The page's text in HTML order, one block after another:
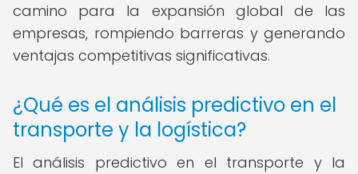
camino para la expansión global de las
empresas, rompiendo barreras y generando
ventajas competitivas significativas.
¿Qué es el análisis predictivo en el
transporte y la logística?
El análisis predictivo en el transporte y la